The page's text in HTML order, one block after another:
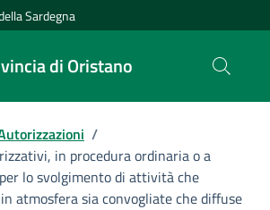
Sardegna
di Oristano
/
in procedura ordinaria o a
lo svolgimento di attività che
atmosfera sia convogliate che diffuse